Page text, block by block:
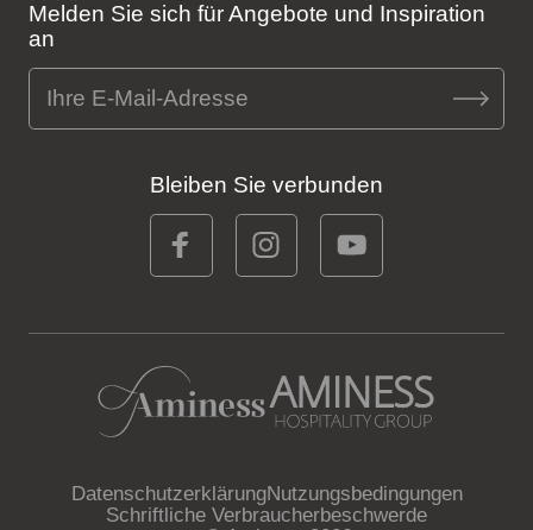
Melden Sie sich für Angebote und Inspiration
an
Bleiben Sie verbunden
DatenschutzerklärungNutzungsbedingungen
Schriftliche Verbraucherbeschwerde